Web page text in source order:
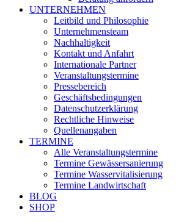
UNTERNEHMEN
Leitbild und Philosophie
Unternehmensteam
Nachhaltigkeit
Kontakt und Anfahrt
Internationale Partner
Veranstaltungstermine
Pressebereich
Geschäftsbedingungen
Datenschutzerklärung
Rechtliche Hinweise
Quellenangaben
TERMINE
Alle Veranstaltungstermine
Termine Gewässersanierung
Termine Wasservitalisierung
Termine Landwirtschaft
BLOG
SHOP